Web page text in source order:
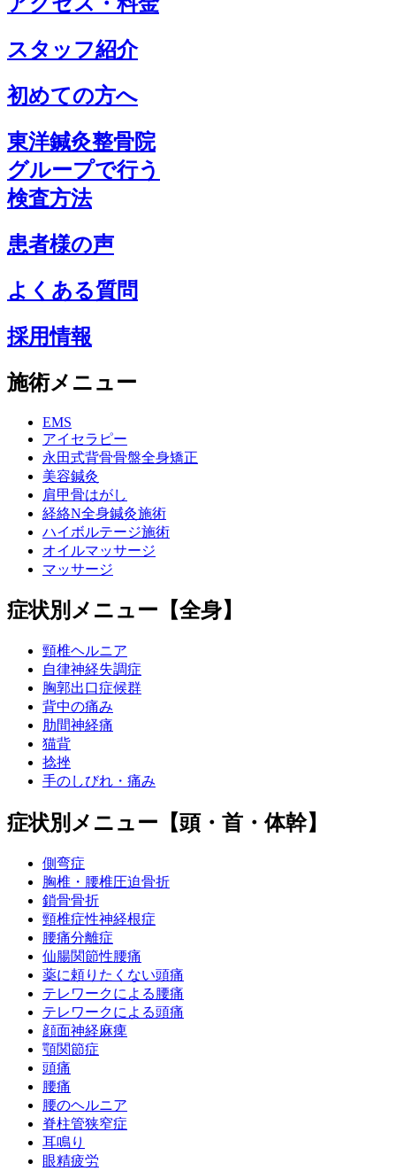
スタッフ紹介
初めての方へ
東洋鍼灸整骨院
グループで行う
検査方法
患者様の声
よくある質問
採用情報
施術メニュー
EMS
アイセラピー
永田式背骨骨盤全身矯正
美容鍼灸
肩甲骨はがし
経絡N全身鍼灸施術
ハイボルテージ施術
オイルマッサージ
マッサージ
症状別メニュー【全身】
頸椎ヘルニア
自律神経失調症
胸郭出口症候群
背中の痛み
肋間神経痛
猫背
捻挫
手のしびれ・痛み
症状別メニュー【頭・首・体幹】
側弯症
胸椎・腰椎圧迫骨折
鎖骨骨折
頸椎症性神経根症
腰痛分離症
仙腸関節性腰痛
薬に頼りたくない頭痛
テレワークによる腰痛
テレワークによる頭痛
顔面神経麻痺
顎関節症
頭痛
腰痛
腰のヘルニア
脊柱管狭窄症
耳鳴り
眼精疲労